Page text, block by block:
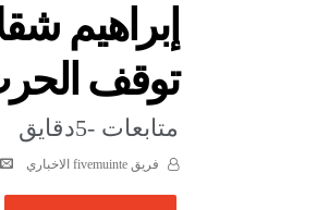
إبراهيم
توقف
متابعات -5دقايق
فريق fivemuinte الاخباري